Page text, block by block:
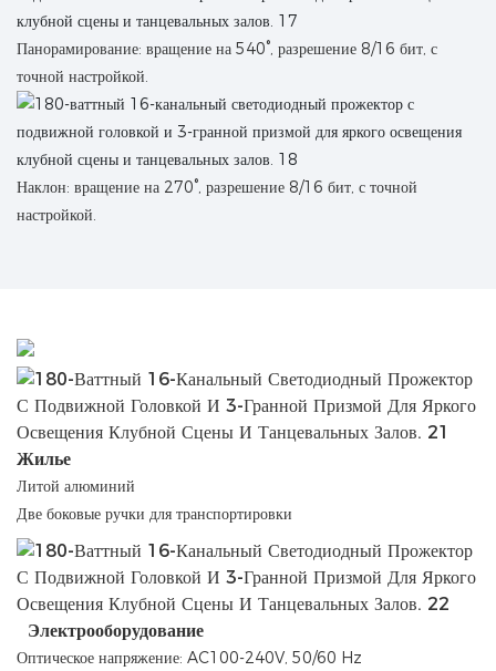
Панорамирование: вращение на 540°, разрешение 8/16 бит, с
точной настройкой.
Наклон: вращение на 270°, разрешение 8/16 бит, с точной
настройкой.
Жилье
Литой алюминий
Две боковые ручки для транспортировки
Электрооборудование
Оптическое напряжение: AC100-240V, 50/60 Hz